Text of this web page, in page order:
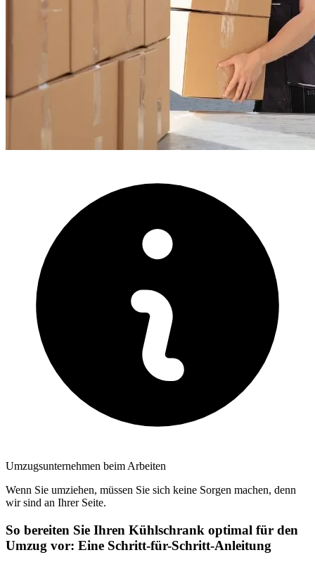
Umzugsunternehmen beim Arbeiten
Wenn Sie umziehen, müssen Sie sich keine Sorgen machen, denn
wir sind an Ihrer Seite.
So bereiten Sie Ihren Kühlschrank optimal für den
Umzug vor: Eine Schritt-für-Schritt-Anleitung